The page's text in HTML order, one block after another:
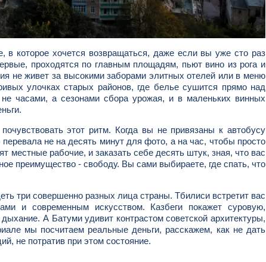
в которое хочется возвращаться, даже если вы уже сто раз
проходятся по главным площадям, пьют вино из рога и
не живет за высокими заборами элитных отелей или в меню
улочках старых районов, где белье сушится прямо над
часами, а сезонами сбора урожая, и в маленьких винных
этот ритм. Когда вы не привязаны к автобусу
не на десять минут для фото, а на час, чтобы просто
рабочие, и заказать себе десять штук, зная, что вас
преимущество - свободу. Вы сами выбираете, где спать, что
три совершенно разных лица страны. Тбилиси встретит вас
и современным искусством. Казбеги покажет суровую,
А Батуми удивит контрастом советской архитектуры,
мы посчитаем реальные деньги, расскажем, как не дать
не потратив при этом состояние.